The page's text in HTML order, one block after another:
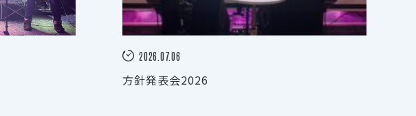
2026.07.06
方針発表会2026